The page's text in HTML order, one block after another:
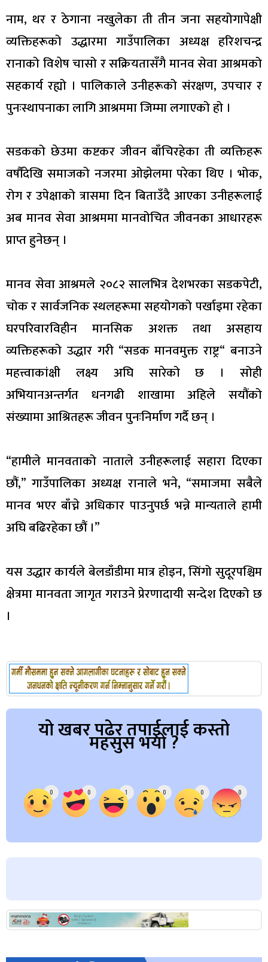
नाम, थर र ठेगाना नखुलेका ती तीन जना सहयोगापेक्षी
व्यक्तिहरूको उद्धारमा गाउँपालिका अध्यक्ष हरिशचन्द्र
रानाको विशेष चासो र सक्रियतासँगै मानव सेवा आश्रमको
सहकार्य रह्यो । पालिकाले उनीहरूको संरक्षण, उपचार र
पुनःस्थापनाका लागि आश्रममा जिम्मा लगाएको हो ।
सडकको छेउमा कष्टकर जीवन बाँचिरहेका ती व्यक्तिहरू
वर्षौंदेखि समाजको नजरमा ओझेलमा परेका थिए । भोक,
रोग र उपेक्षाको त्रासमा दिन बिताउँदै आएका उनीहरूलाई
अब मानव सेवा आश्रममा मानवोचित जीवनका आधारहरू
प्राप्त हुनेछन् ।
मानव सेवा आश्रमले २०८२ सालभित्र देशभरका सडकपेटी,
चोक र सार्वजनिक स्थलहरूमा सहयोगको पर्खाइमा रहेका
घरपरिवारविहीन मानसिक अशक्त तथा असहाय
व्यक्तिहरूको उद्धार गरी “सडक मानवमुक्त राष्ट्र“ बनाउने
महत्त्वाकांक्षी लक्ष्य अघि सारेको छ । सोही
अभियानअन्तर्गत धनगढी शाखामा अहिले सयौंको
संख्यामा आश्रितहरू जीवन पुनःनिर्माण गर्दै छन् ।
“हामीले मानवताको नाताले उनीहरूलाई सहारा दिएका
छौं,” गाउँपालिका अध्यक्ष रानाले भने, “समाजमा सबैले
मानव भएर बाँच्ने अधिकार पाउनुपर्छ भन्ने मान्यताले हामी
अघि बढिरहेका छौं ।”
यस उद्धार कार्यले बेलडाँडीमा मात्र होइन, सिंगो सुदूरपश्चिम
क्षेत्रमा मानवता जागृत गराउने प्रेरणादायी सन्देश दिएको छ
।
यो खबर पढेर तपाईलाई कस्तो
महसुस भयो ?
0 0 1 0 0 0